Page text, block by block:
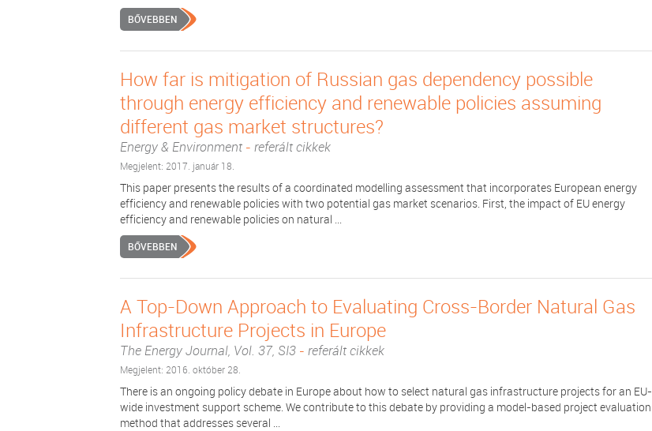
BŐVEBBEN
How far is mitigation of Russian gas dependency possible
through energy efficiency and renewable policies assuming
different gas market structures?
Energy & Environment - referált cikkek
Megjelent: 2017. január 18.
This paper presents the results of a coordinated modelling assessment that incorporates European energy
efficiency and renewable policies with two potential gas market scenarios. First, the impact of EU energy
efficiency and renewable policies on natural ...
BŐVEBBEN
A Top-Down Approach to Evaluating Cross-Border Natural Gas
Infrastructure Projects in Europe
The Energy Journal, Vol. 37, SI3 - referált cikkek
Megjelent: 2016. október 28.
There is an ongoing policy debate in Europe about how to select natural gas infrastructure projects for an EU-
wide investment support scheme. We contribute to this debate by providing a model-based project evaluation
method that addresses several ...